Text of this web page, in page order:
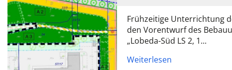
Frühzeitige Unterrichtung
den Vorentwurf des
„Lobeda-Süd LS 2, 1...
Weiterlesen